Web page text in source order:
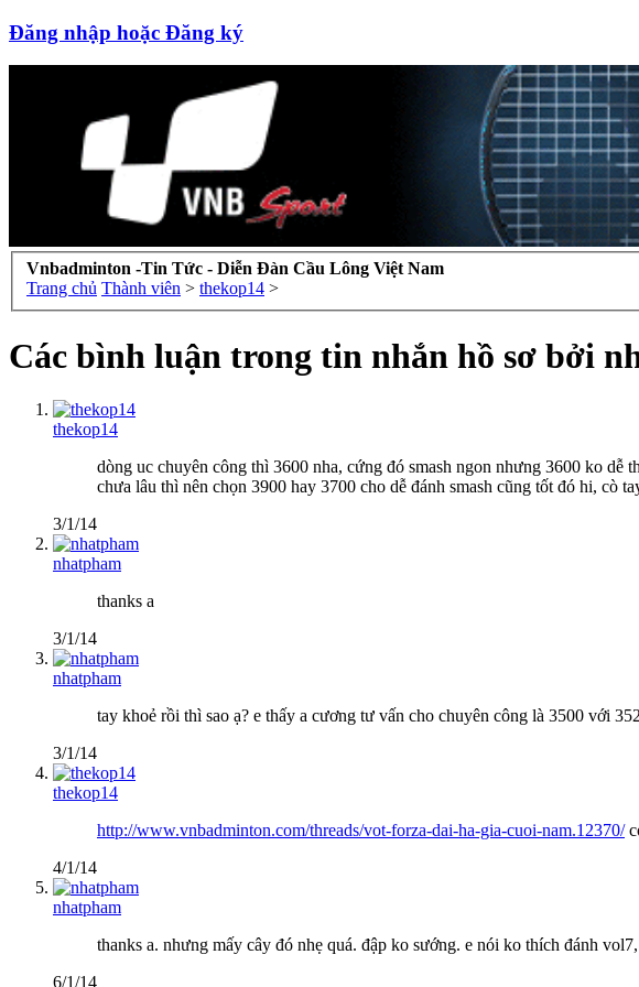
Đăng nhập hoặc Đăng ký
Vnbadminton -Tin Tức - Diễn Đàn Cầu Lông Việt Nam
Trang chủ Thành viên > thekop14 >
Các bình luận trong tin nhắn hồ sơ bởi
thekop14
dòng uc chuyên công thì 3600 nha, cứng đó smash ngon nhưng 3600 ko dễ
chưa lâu thì nên chọn 3900 hay 3700 cho dễ đánh smash cũng tốt đó hi, cò
3/1/14
nhatpham
thanks a
3/1/14
nhatpham
tay khoẻ rồi thì sao ạ? e thấy a cương tư vấn cho chuyên công là 3500 với
3/1/14
thekop14
http://www.vnbadminton.com/threads/vot-forza-dai-ha-gia-cuoi-nam.12370/
4/1/14
nhatpham
thanks a. nhưng mấy cây đó nhẹ quá. đập ko sướng. e nói ko thích đánh
6/1/14